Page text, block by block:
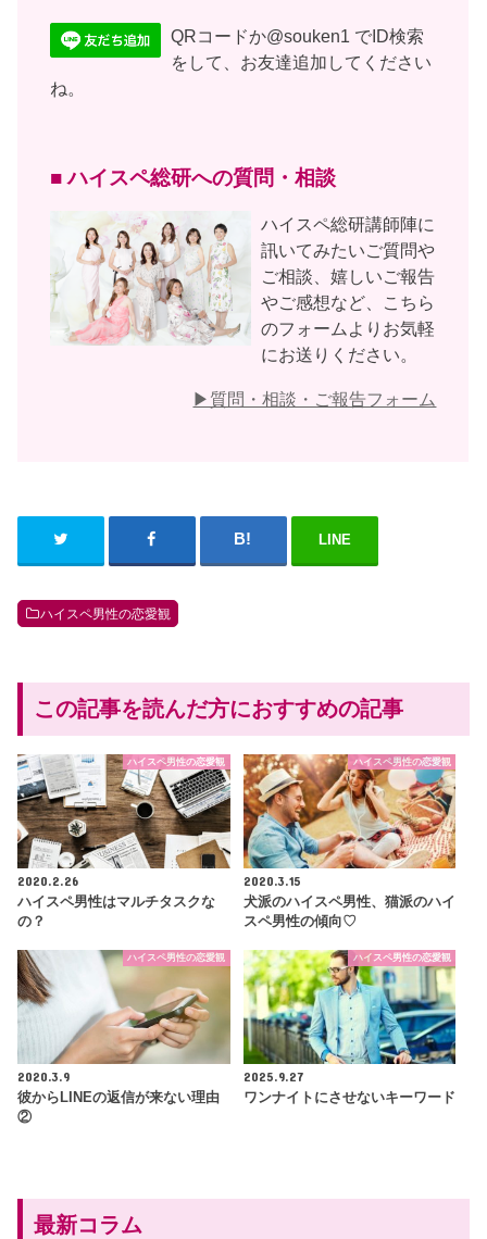
QRコードか@souken1 でID検索
をして、お友達追加してください
ね。
■ ハイスペ総研への質問・相談
ハイスペ総研講師陣に
訊いてみたいご質問や
ご相談、嬉しいご報告
やご感想など、こちら
のフォームよりお気軽
にお送りください。
▶︎質問・相談・ご報告フォーム
LINE
ハイスペ男性の恋愛観
この記事を読んだ方におすすめの記事
ハイスペ男性の恋愛観
2020.2.26
ハイスペ男性はマルチタスクな
の？
ハイスペ男性の恋愛観
2020.3.15
犬派のハイスペ男性、猫派のハイ
スペ男性の傾向♡
ハイスペ男性の恋愛観
2020.3.9
彼からLINEの返信が来ない理由
②
ハイスペ男性の恋愛観
2025.9.27
ワンナイトにさせないキーワード
最新コラム